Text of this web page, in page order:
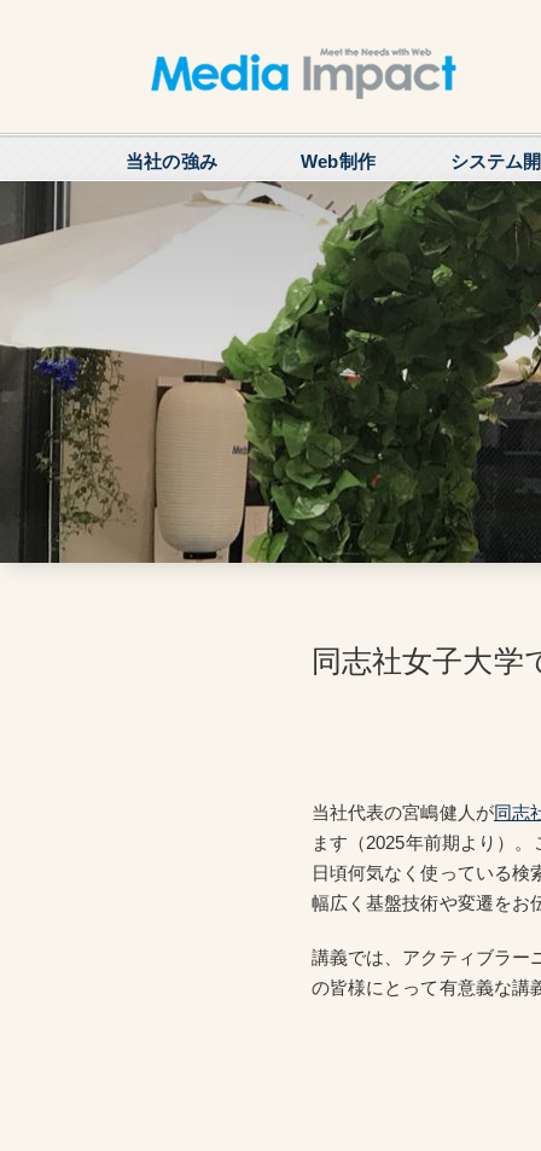
当社の強み Web制作 システム
同志社女子大
当社代表の宮嶋健人が同志
ます（2025年前期より）
日頃何気なく使っている
幅広く基盤技術や変遷をお
講義では、アクティブラー
の皆様にとって有意義な講